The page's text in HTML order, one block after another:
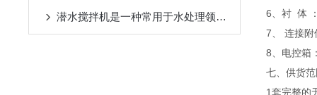
潜水搅拌机是一种常用于水处理领域的设备
6、衬 体
7、 连接附
8、电控箱
七、供货
1套完整的